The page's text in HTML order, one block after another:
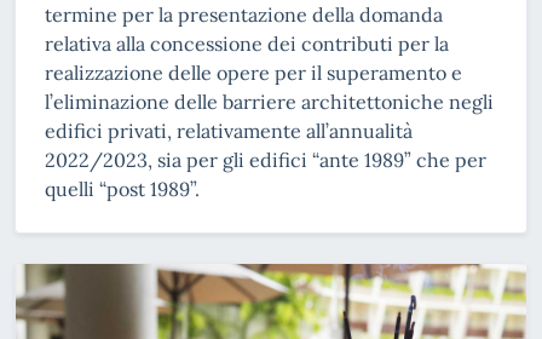
termine per la presentazione della domanda
relativa alla concessione dei contributi per la
realizzazione delle opere per il superamento e
l’eliminazione delle barriere architettoniche negli
edifici privati, relativamente all’annualità
2022/2023, sia per gli edifici “ante 1989” che per
quelli “post 1989”.